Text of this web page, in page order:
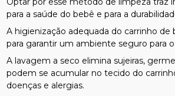
para a saúde do bebê e para a
A higienização adequada do carrinho
para garantir um ambiente seguro para
A lavagem a seco elimina sujeiras,
podem se acumular no tecido do
doenças e alergias.